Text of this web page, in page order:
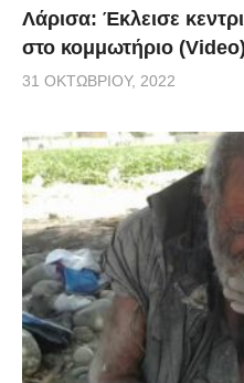
Λάρισα: Έκλεισε
στο κομμωτήριο (Video)
31 ΟΚΤΩΒΡΊΟΥ, 2022